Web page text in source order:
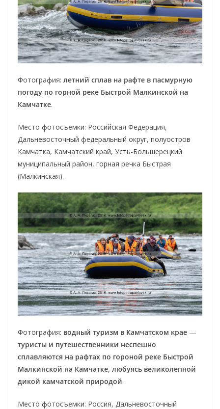
Фотография: летний сплав на рафте в пасмурную
погоду по горной реке Быстрой Малкинской на
Камчатке.
Место фотосъемки: Российская Федерация,
Дальневосточный федеральный округ, полуостров
Камчатка, Камчатский край, Усть-Большерецкий
муниципальный район, горная речка Быстрая
(Малкинская).
Фотография: водный туризм в Камчатском крае —
туристы и путешественники неспешно
сплавляются на рафтах по гороной реке Быстрой
Малкинской на Камчатке, любуясь великолепной
дикой камчатской природой.
Место фотосъемки: Россия, Дальневосточный